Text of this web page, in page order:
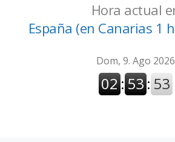
Hora actual
España (en Canarias 1